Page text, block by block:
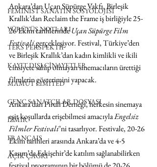
FEMİNİST SANATIN SOSYOLOJİSİ
YÜRÜYÜŞ NOTLARI
TERS PERSPEKTİF
KAYIT DIŞI CİNAYETLER
MAMUT LIMITED
GENÇ SANATÇILAR DOSYASI
İZMİR
FRANÇAIS
AÇIK ÇAĞRI
Ankara’dan Uçan Süpürge Vakfı, Birleşik
Krallık’dan Reclaim the Frame iş birliğiyle 25-
26 Ekim tarihlerinde Uçan Süpürge Film
Festivali gerçekleşiyor. Festival, Türkiye’den
ve Birleşik Krallık’dan kadın kimlikli ve ikili
cinsiyete sahip olmayan sinemacıların ürettiği
filmlerin gösterimini yapacak.
Ankara’dan Piruli Derneği, herkesin sinemaya
eşit koşullarda erişebilmesi amacıyla Engelsiz
Filmler Festivali’ni tasarlıyor. Festivale, 20-26
Ekim tarihleri arasında Ankara’da ve 4-5
Kasım’da Eskişehir’de katılım sağlanabilirken